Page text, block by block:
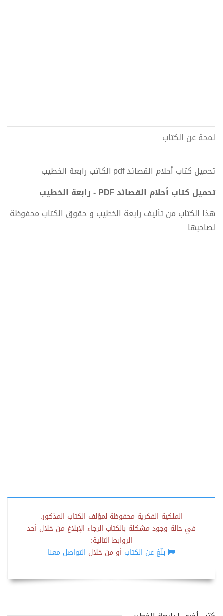
لمحة عن الكتاب
تحميل كتاب أحلام القصائد pdf الكاتب رابعة الخطيب
تحميل كتاب أحلام القصائد PDF - رابعة الخطيب
هذا الكتاب من تأليف رابعة الخطيب و حقوق الكتاب محفوظة
لصاحبها
الملكية الفكرية محفوظة لمؤلف الكتاب المذكور.
في حالة وجود مشكلة بالكتاب الرجاء الإبلاغ من خلال أحد
الروابط التالية:
بلّغ عن الكتاب أو من خلال التواصل معنا